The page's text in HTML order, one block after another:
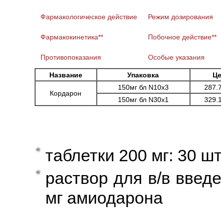
Фармакологическое действие Режим дозирования
Фармакокинетика** Побочное действие**
Противопоказания Особые указания
Название Упаковка
Кордарон
150мг бл N10x3
150мг бл N30x1
таблетки 200 мг: 30
раствор для в/в
мг амиодарона